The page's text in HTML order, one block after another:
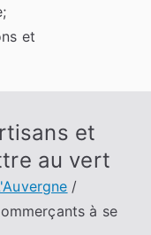
et
et
au vert
à se